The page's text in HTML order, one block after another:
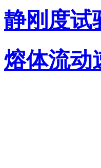
静刚度试
熔体流动